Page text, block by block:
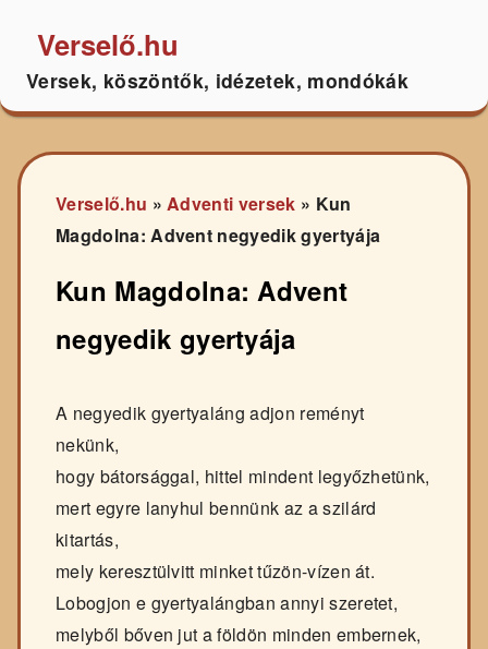
Verselő.hu
Versek, köszöntők, idézetek, mondókák
Verselő.hu »Adventi versek » Kun
Magdolna: Advent negyedik gyertyája
Kun Magdolna: Advent
negyedik gyertyája
A negyedik gyertyaláng adjon reményt
nekünk,
hogy bátorsággal, hittel mindent legyőzhetünk,
mert egyre lanyhul bennünk az a szilárd
kitartás,
mely keresztülvitt minket tűzön-vízen át.
Lobogjon e gyertyalángban annyi szeretet,
melyből bőven jut a földön minden embernek,